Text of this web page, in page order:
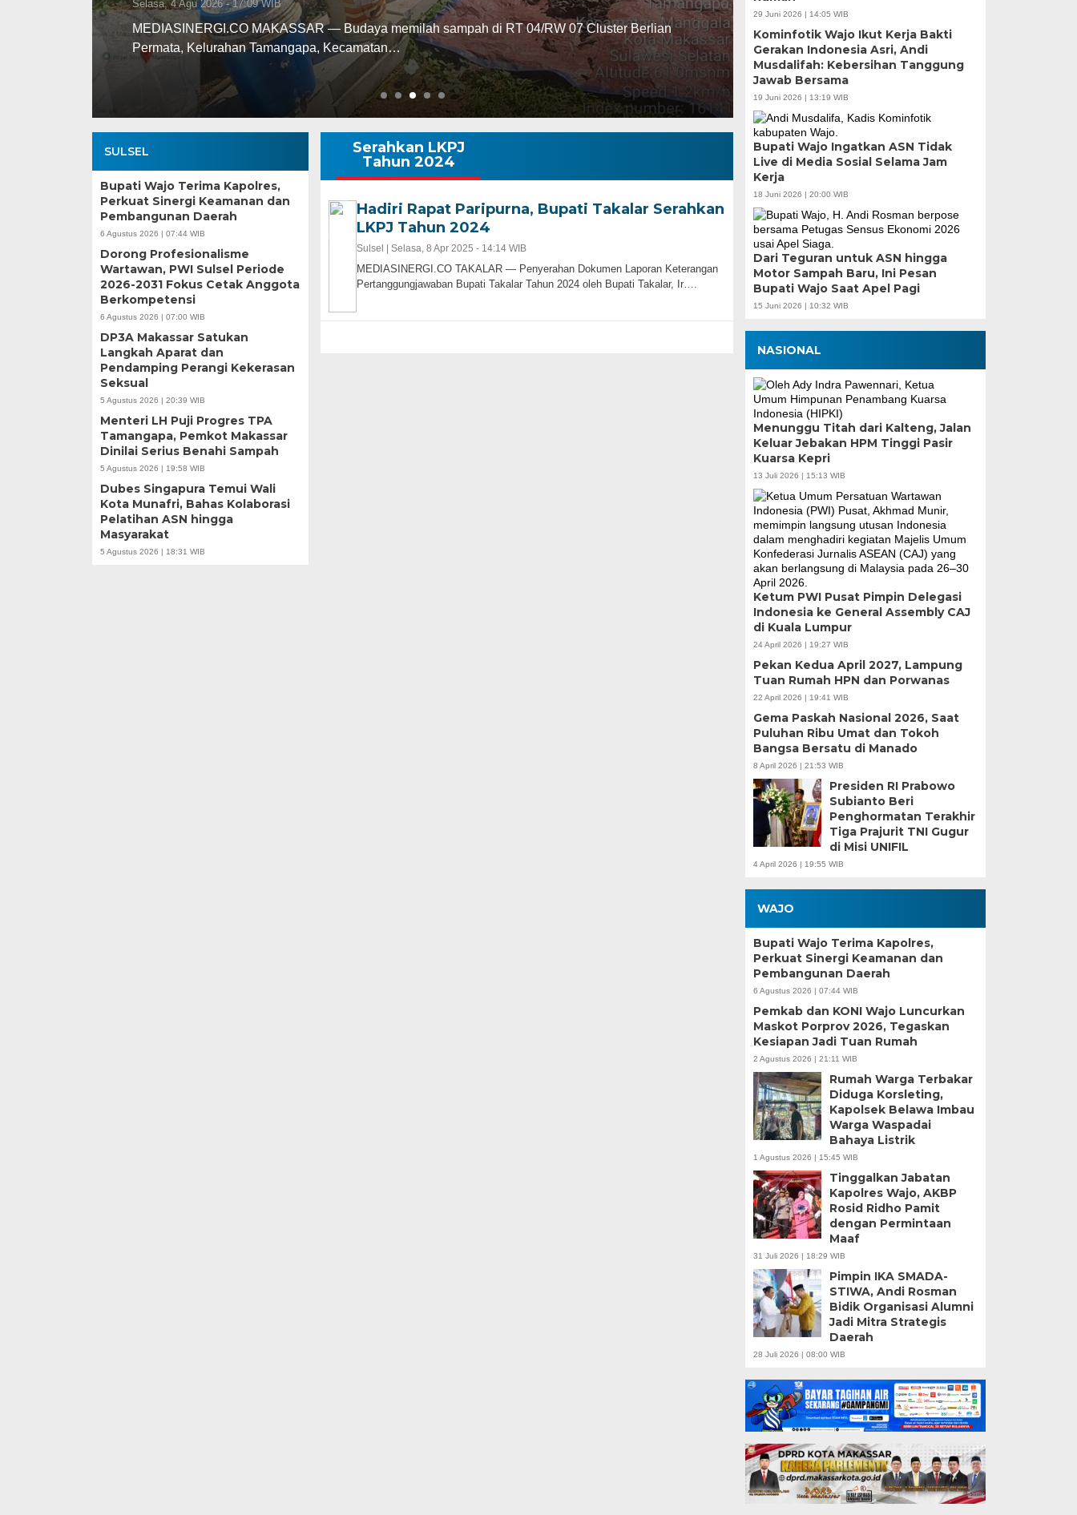
Selasa, 4 Agu 2026 - 16:23 WIB
MEDIASINERGI.CO MAKASSAR — Anggota Dewan Perwakilan Rakyat Republik Indonesia
(DPR RI), Andi Muzakkir Aqil, menyatakan dukungan…
Selasa, 4 Agu 2026 - 13:47 WIB
Oleh : Dr. Ir. Natsar Desi, Sp.,M.Si.,IPM (Pakar
Infrastruktur Lingkungan UNIFA)…
SULSEL
Bupati Wajo Terima Kapolres,
Perkuat Sinergi Keamanan dan
Pembangunan Daerah
6 Agustus 2026 | 07:44 WIB
Dorong Profesionalisme
Wartawan, PWI Sulsel Periode
2026-2031 Fokus Cetak Anggota
Berkompetensi
6 Agustus 2026 | 07:00 WIB
DP3A Makassar Satukan
Langkah Aparat dan
Pendamping Perangi Kekerasan
Seksual
5 Agustus 2026 | 20:39 WIB
Menteri LH Puji Progres TPA
Tamangapa, Pemkot Makassar
Dinilai Serius Benahi Sampah
5 Agustus 2026 | 19:58 WIB
Dubes Singapura Temui Wali
Kota Munafri, Bahas Kolaborasi
Pelatihan ASN hingga
Masyarakat
5 Agustus 2026 | 18:31 WIB
Serahkan LKPJ
Tahun 2024
Hadiri Rapat Paripurna, Bupati Takalar Serahkan
LKPJ Tahun 2024
Sulsel | Selasa, 8 Apr 2025 - 14:14 WIB
MEDIASINERGI.CO TAKALAR — Penyerahan Dokumen Laporan Keterangan
Pertanggungjawaban Bupati Takalar Tahun 2024 oleh Bupati Takalar, Ir….
29 Juni 2026 | 14:05 WIB
Kominfotik Wajo Ikut Kerja Bakti
Gerakan Indonesia Asri, Andi
Musdalifah: Kebersihan Tanggung
Jawab Bersama
19 Juni 2026 | 13:19 WIB
Bupati Wajo Ingatkan ASN Tidak
Live di Media Sosial Selama Jam
Kerja
18 Juni 2026 | 20:00 WIB
Dari Teguran untuk ASN hingga
Motor Sampah Baru, Ini Pesan
Bupati Wajo Saat Apel Pagi
15 Juni 2026 | 10:32 WIB
NASIONAL
Menunggu Titah dari Kalteng, Jalan
Keluar Jebakan HPM Tinggi Pasir
Kuarsa Kepri
13 Juli 2026 | 15:13 WIB
Ketum PWI Pusat Pimpin Delegasi
Indonesia ke General Assembly CAJ
di Kuala Lumpur
24 April 2026 | 19:27 WIB
Pekan Kedua April 2027, Lampung
Tuan Rumah HPN dan Porwanas
22 April 2026 | 19:41 WIB
Gema Paskah Nasional 2026, Saat
Puluhan Ribu Umat dan Tokoh
Bangsa Bersatu di Manado
8 April 2026 | 21:53 WIB
Presiden RI Prabowo
Subianto Beri
Penghormatan Terakhir
Tiga Prajurit TNI Gugur
di Misi UNIFIL
4 April 2026 | 19:55 WIB
WAJO
Bupati Wajo Terima Kapolres,
Perkuat Sinergi Keamanan dan
Pembangunan Daerah
6 Agustus 2026 | 07:44 WIB
Pemkab dan KONI Wajo Luncurkan
Maskot Porprov 2026, Tegaskan
Kesiapan Jadi Tuan Rumah
2 Agustus 2026 | 21:11 WIB
Rumah Warga Terbakar
Diduga Korsleting,
Kapolsek Belawa Imbau
Warga Waspadai
Bahaya Listrik
1 Agustus 2026 | 15:45 WIB
Tinggalkan Jabatan
Kapolres Wajo, AKBP
Rosid Ridho Pamit
dengan Permintaan
Maaf
31 Juli 2026 | 18:29 WIB
Pimpin IKA SMADA-
STIWA, Andi Rosman
Bidik Organisasi Alumni
Jadi Mitra Strategis
Daerah
28 Juli 2026 | 08:00 WIB